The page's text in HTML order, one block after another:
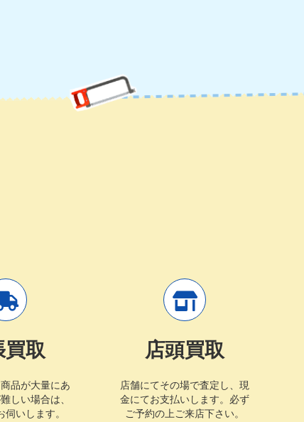
買取
品が大量にあ
しい場合は、
いします。
店頭買取
店舗にてその場で査定し、現
金にてお支払いします。必ず
ご予約の上ご来店下さい。